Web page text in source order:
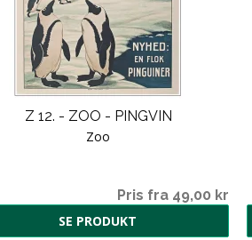
Z 12. - ZOO - PINGVIN
Zoo
Pris fra 49,00 kr
SE PRODUKT